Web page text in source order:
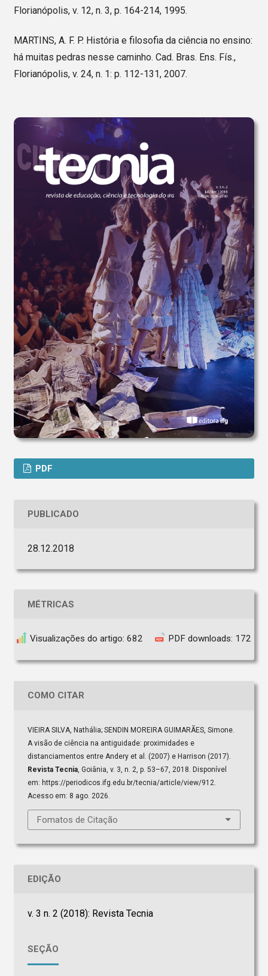
Florianópolis, v. 12, n. 3, p. 164-214, 1995.
MARTINS, A. F. P. História e filosofia da ciência no ensino:
há muitas pedras nesse caminho. Cad. Bras. Ens. Fís.,
Florianópolis, v. 24, n. 1: p. 112-131, 2007.
PDF
PUBLICADO
28.12.2018
MÉTRICAS
Visualizações do artigo: 682 PDF downloads: 172
COMO CITAR
VIEIRA SILVA, Nathália; SENDIN MOREIRA GUIMARÃES, Simone.
A visão de ciência na antiguidade: proximidades e
distanciamentos entre Andery et al. (2007) e Harrison (2017).
Revista Tecnia, Goiânia, v. 3, n. 2, p. 53–67, 2018. Disponível
em: https://periodicos.ifg.edu.br/tecnia/article/view/912.
Acesso em: 8 ago. 2026.
Fomatos de Citação
EDIÇÃO
v. 3 n. 2 (2018): Revista Tecnia
SEÇÃO